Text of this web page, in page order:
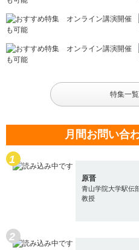
特集一
月間お問い合
原晋
青山学院大学駅伝
教授